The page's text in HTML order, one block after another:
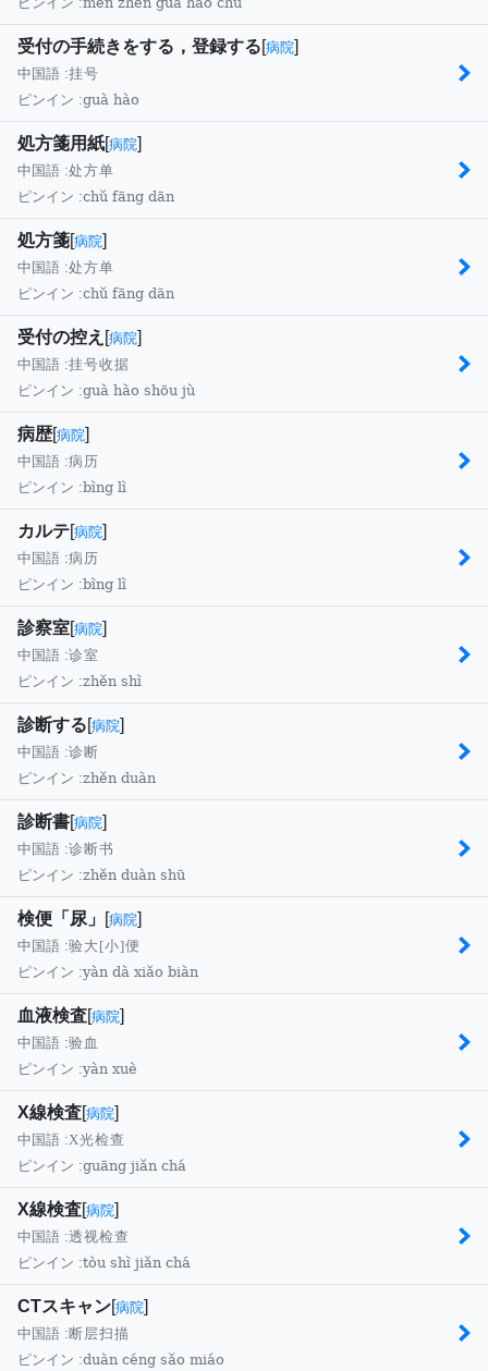
受付の手続きをする，登録する[病院]
中国語 :挂号
ピンイン :guà hào
処方箋用紙[病院]
中国語 :处方单
ピンイン :chǔ fāng dān
処方箋[病院]
中国語 :处方单
ピンイン :chǔ fāng dān
受付の控え [病院]
中国語 :挂号收据
ピンイン :guà hào shōu jù
病歴[病院]
中国語 :病历
ピンイン :bìng lì
カルテ[病院]
中国語 :病历
ピンイン :bìng lì
診察室[病院]
中国語 :诊室
ピンイン :zhěn shì
診断する[病院]
中国語 :诊断
ピンイン :zhěn duàn
診断書[病院]
中国語 :诊断书
ピンイン :zhěn duàn shū
検便「尿」 [病院]
中国語 :验大[小]便
ピンイン :yàn dà xiǎo biàn
血液検査[病院]
中国語 :验血
ピンイン :yàn xuè
X線検査[病院]
中国語 :X光检查
ピンイン :guāng jiǎn chá
X線検査[病院]
中国語 :透视检查
ピンイン :tòu shì jiǎn chá
CTスキャン[病院]
中国語 :断层扫描
ピンイン :duàn céng sǎo miáo